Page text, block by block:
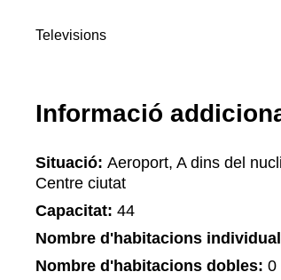
Televisions
Informació
Situació: Aeroport, A dins del
Centre ciutat
Capacitat: 44
Nombre d'habitacions
Nombre d'habitacions dobles: 0